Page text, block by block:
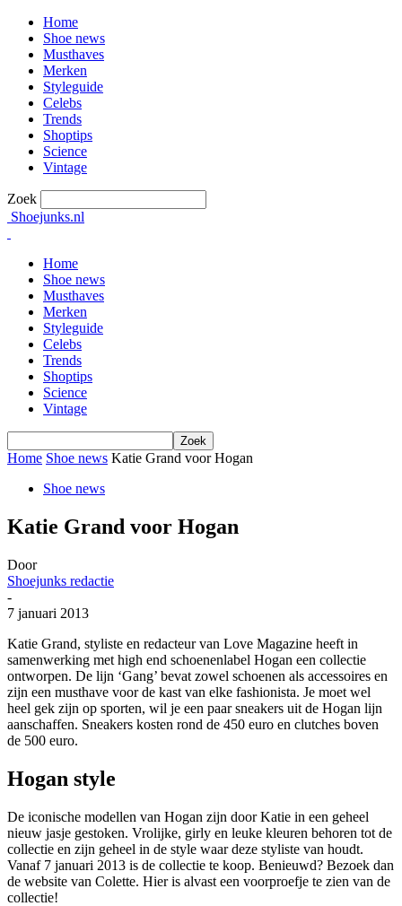
Home
Shoe news
Musthaves
Merken
Styleguide
Celebs
Trends
Shoptips
Science
Vintage
Zoek
Shoejunks.nl
Home
Shoe news
Musthaves
Merken
Styleguide
Celebs
Trends
Shoptips
Science
Vintage
Home Shoe news Katie Grand voor Hogan
Shoe news
Katie Grand voor Hogan
Door
Shoejunks redactie
-
7 januari 2013
Katie Grand, styliste en redacteur van Love Magazine heeft in
samenwerking met high end schoenenlabel Hogan een collectie
ontworpen. De lijn ‘Gang’ bevat zowel schoenen als accessoires en
zijn een musthave voor de kast van elke fashionista. Je moet wel
heel gek zijn op sporten, wil je een paar sneakers uit de Hogan lijn
aanschaffen. Sneakers kosten rond de 450 euro en clutches boven
de 500 euro.
Hogan style
De iconische modellen van Hogan zijn door Katie in een geheel
nieuw jasje gestoken. Vrolijke, girly en leuke kleuren behoren tot de
collectie en zijn geheel in de style waar deze styliste van houdt.
Vanaf 7 januari 2013 is de collectie te koop. Benieuwd? Bezoek dan
de website van Colette. Hier is alvast een voorproefje te zien van de
collectie!